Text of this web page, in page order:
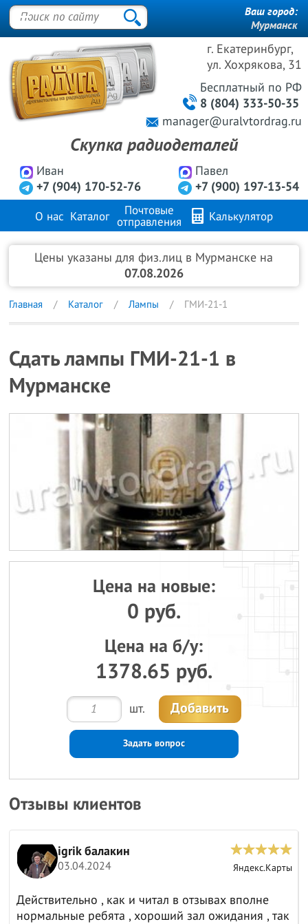
г. Екатеринбург,
ул. Хохрякова, 31
Иван
+7 (904) 170-52-76
Павел
+7 (900) 197-13-54
Бесплатный по РФ
8 (804) 333-50-35
manager@uralvtordrag.ru
Скупка радиодеталей
Ваш город:
Мурманск
О нас Каталог
Почтовые
отправления
Калькулятор
Продажа металлов Контакты
Цены указаны для физ.лиц в Мурманске на
07.08.2026
Главная Каталог Лампы ГМИ-21-1
Сдать лампы ГМИ-21-1 в
Мурманске
Цена на новые:
0 руб.
Цена на б/у:
1378.65 руб.
шт. Добавить
Задать вопрос
Отзывы клиентов
igrik балакин
03.04.2024 Яндекс.Карты
Действительно , как и читал в отзывах вполне
нормальные ребята , хороший зал ожидания , так